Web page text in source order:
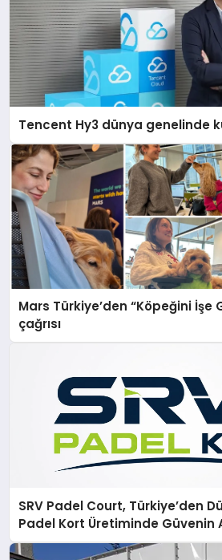
Tencent Hy3 dünya genelinde
Mars Türkiye’den “Köpeğini İşe
çağrısı
SRV Padel Court, Türkiye’den
Padel Kort Üretiminde Güvenin